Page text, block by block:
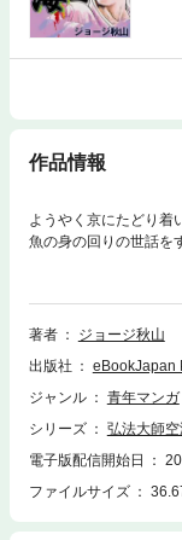
作品情報
ようやく京にたどり着
魚の身の回りの世話を
朝顔だったが、一方
著者
ジョージ秋山
出版社
eBookJapan
ジャンル
青年マンガ
シリーズ
弘法大師空
電子版配信開始日
ファイルサイズ